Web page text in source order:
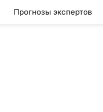
Прогнозы экспертов